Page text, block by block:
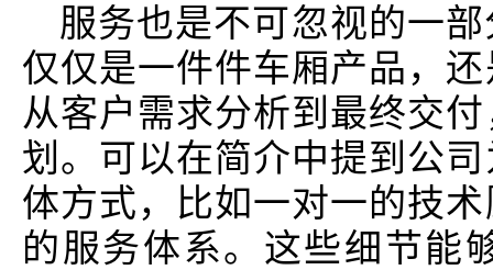
服务也是不可忽视的一
仅仅是一件件车厢产品，
从客户需求分析到最终交
划。可以在简介中提到公
体方式，比如一对一的技
的服务体系。这些细节能